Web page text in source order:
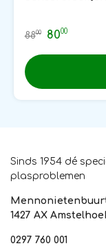
8800 8000
Sinds 1954 dé
plasproblemen
1427 AX
0297 760 001